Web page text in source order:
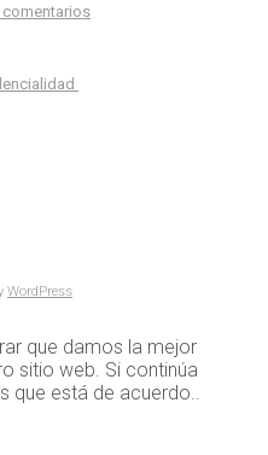
WordPress
que damos la mejor
sitio web. Si continúa
que está de acuerdo..